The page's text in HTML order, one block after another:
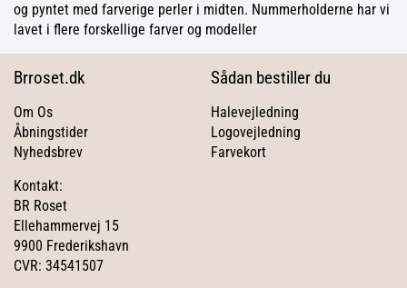
og pyntet med farverige perler i midten. Nummerholderne har vi
lavet i flere forskellige farver og modeller
Brroset.dk
Om Os
Åbningstider
Nyhedsbrev
Kontakt:
BR Roset
Ellehammervej 15
9900 Frederikshavn
CVR: 34541507
Sådan bestiller du
Halevejledning
Logovejledning
Farvekort